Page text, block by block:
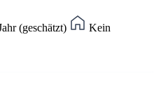
(geschätzt)
Kein